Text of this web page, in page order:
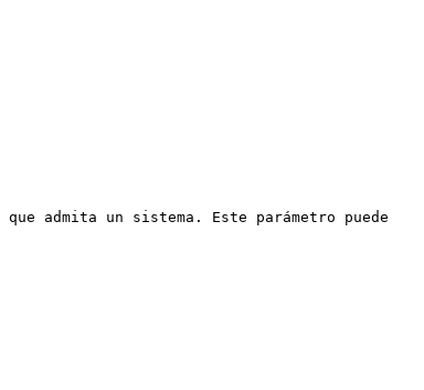
admita un sistema. Este parámetro puede